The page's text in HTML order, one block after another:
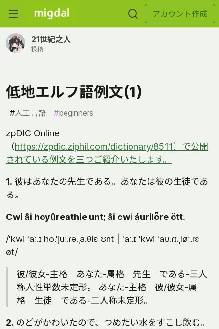
アカウント作成
21世紀之人
投稿
低地エルフ語例文(1)
#人工言語 #beginners
zpDIC Online
（https://zpdic.ziphil.com/dictionary/8511）で公開
されている例文を三つご紹介いたします。
1. 彼はあなたの先生である。あなたは彼の生徒であ
る。
Cwi âi hoyûreathie unt; âi cwi áurilȫre ött.
/'kwi 'aː.ɪ ho.'juː.ɾə.ˌa.θiɛ ʊnt | 'aː.ɪ 'kwi 'aʊ.ɾɪ.ˌløː.ɾɛ
øt/
彼/彼女-主格 あなた-属格 先生 である-三人
称人性単数未定形。 あなた-主格 彼/彼女-属
格 生徒 である-二人称未定形。
2. のどがかわいたので、つめたい水をすこし飲む。